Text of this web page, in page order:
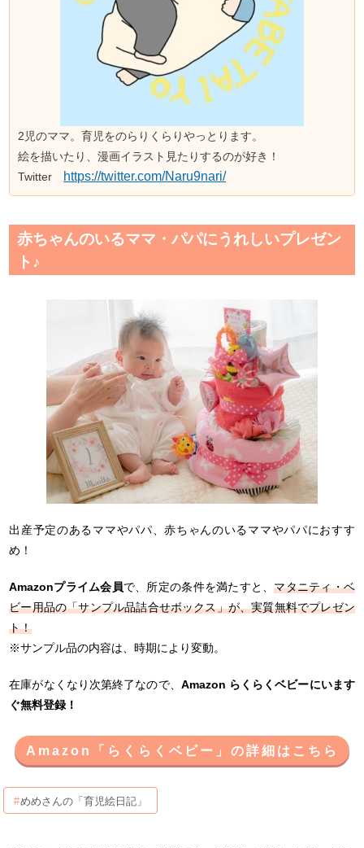
2児のママ。育児をのらりくらりやっとります。
絵を描いたり、漫画イラスト見たりするのが好き！
Twitter
https://twitter.com/Naru9nari/
赤ちゃんのいるママ・パパにうれしいプレゼン
ト♪
出産予定のあるママやパパ、赤ちゃんのいるママやパパにおすす
め！
Amazonプライム会員で、所定の条件を満たすと、マタニティ・ベ
ビー用品の「サンプル品詰合せボックス」が、実質無料でプレゼン
ト！
※サンプル品の内容は、時期により変動。
在庫がなくなり次第終了なので、 Amazon らくらくベビーにいます
ぐ無料登録！
Amazon「らくらくベビー」の詳細はこちら
めめさんの「育児絵日記」